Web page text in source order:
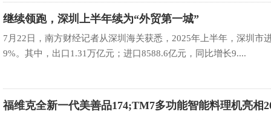
继续领跑，深圳上半年续为“外贸第一城”
7月22日，南方财经记者从深圳海关获悉，2025年上半年，深圳市
9%。其中，出口1.31万亿元；进口8588.6亿元，同比增长9....
福维克全新一代美善品174;TM7多功能智能料理机亮相